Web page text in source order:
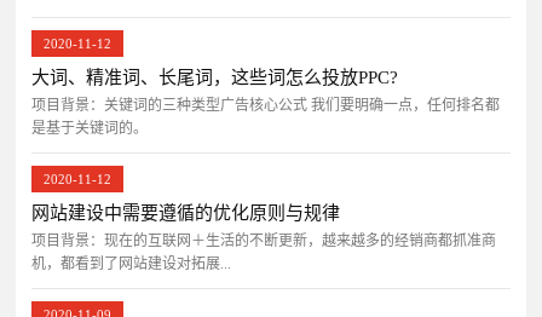
2020-11-12
大词、精准词、长尾词，这些词怎么投放PPC?
项目背景：关键词的三种类型广告核心公式 我们要明确一点，任何排名都
是基于关键词的。
2020-11-12
网站建设中需要遵循的优化原则与规律
项目背景：现在的互联网＋生活的不断更新，越来越多的经销商都抓准商
机，都看到了网站建设对拓展...